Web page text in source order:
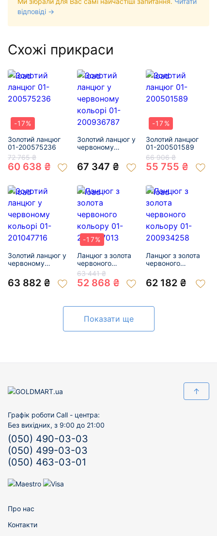
відповіді →
Схожі прикраси
-17%
Золотий ланцюг
01-200575236
72 765 ₴
60 638 ₴
Золотий ланцюг у
червоному
200936787
67 347 ₴
-17%
Золотий ланцюг
01-200501589
66 906 ₴
55 755 ₴
Золотий ланцюг у
червоному
201047716
63 882 ₴
-17%
Ланцюг з золота
червоного
кольору 01-
200857013
63 441 ₴
52 868 ₴
Ланцюг з золота
червоного
200934258
62 182 ₴
Показати ще
↑
Графік роботи Call - центра:
Без вихідних, з 9:00 до 21:00
(050) 490-03-03
(050) 499-03-03
(050) 463-03-01
Про нас
Контакти